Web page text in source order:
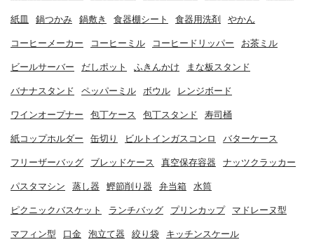
紙皿 鍋つかみ 鍋敷き 食器棚シート 食器用洗剤 やかん
コーヒーメーカー コーヒーミル コーヒードリッパー お茶ミル
ビールサーバー だしポット ふきんかけ まな板スタンド
バナナスタンド ペッパーミル ボウル レンジボード
ワインオープナー 包丁ケース 包丁スタンド 寿司桶
紙コップホルダー 缶切り ビルトインガスコンロ バターケース
フリーザーバッグ ブレッドケース 真空保存容器 ナッツクラッカー
パスタマシン 蒸し器 鰹節削り器 弁当箱 水筒
ピクニックバスケット ランチバッグ プリンカップ マドレーヌ型
マフィン型 口金 泡立て器 絞り袋 キッチンスケール